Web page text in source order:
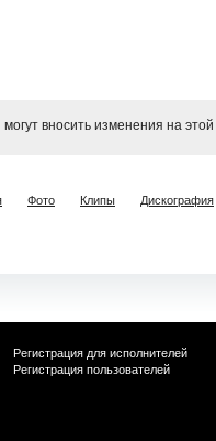
вносить изменения на
Фото Клипы Дискография
Регистрация для исполнителей
Регистрация пользователей